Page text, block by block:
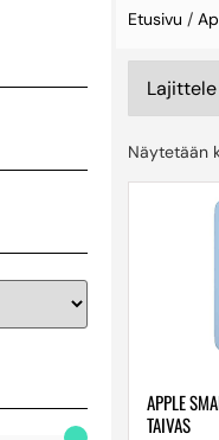
Etusivu /
Näytetään
APPLE
TAIVAS